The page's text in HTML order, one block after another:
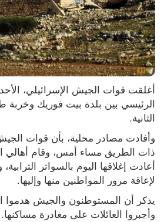
الثانية.
لإعاقة مرور المواطنين منها وإليها.
وأجبروا العائلات على مغادرة مساكنها.